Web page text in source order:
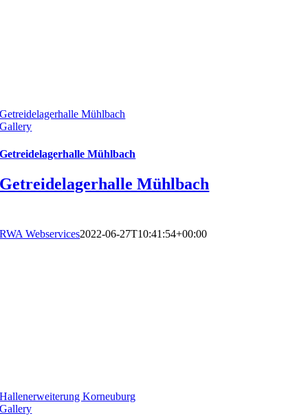
Getreidelagerhalle Mühlbach
Gallery
Getreidelagerhalle Mühlbach
Getreidelagerhalle Mühlbach
RWA Webservices2022-06-27T10:41:54+00:00
Hallenerweiterung Korneuburg
Gallery